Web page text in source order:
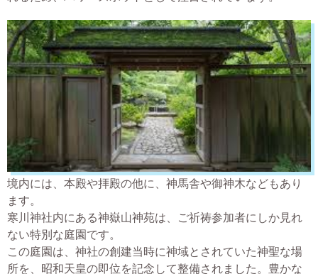
境内には、本殿や拝殿の他に、神馬舎や御神木などもあり
ます。
寒川神社内にある神嶽山神苑は、ご祈祷参加者にしか見れ
ない特別な庭園です。
この庭園は、神社の創建当時に神域とされていた神聖な場
所を、昭和天皇の即位を記念して整備されました。豊かな